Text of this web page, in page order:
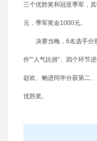
三个优胜奖和冠亚季军，
元，季军奖金1000元。
决赛当晚，6名选手分别
作”“人气比拼”、四个环节
赵欢、鲍进同学分获第二
优胜奖。